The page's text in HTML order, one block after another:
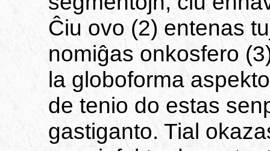
Ĉiu ovo (2) entenas
nomiĝas onkosfero
la globoforma
de tenio do estas
gastiganto. Tial